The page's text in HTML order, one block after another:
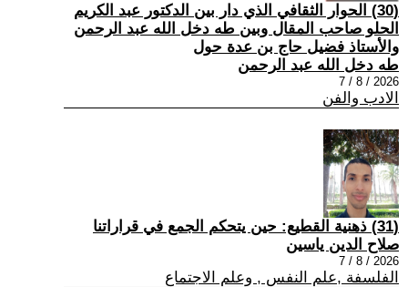
(30) الحوار الثقافي الذي دار بين الدكتور عبد الكريم
الحلو صاحب المقال وبين طه دخل الله عبد الرحمن
والأستاذ فضيل حاج بن عدة حول
طه دخل الله عبد الرحمن
2026 / 8 / 7
الادب والفن
(31) ذهنية القطيع: حين يتحكم الجمع في قراراتنا
صلاح الدين ياسين
2026 / 8 / 7
الفلسفة ,علم النفس , وعلم الاجتماع